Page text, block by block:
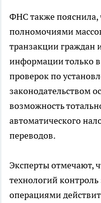
ФНС также пояснила,
полномочиями
транзакции граждан
информации только
проверок по
законодательством
возможность
автоматического
переводов.
Эксперты отмечают,
технологий
операциями